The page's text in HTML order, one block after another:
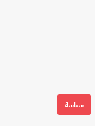
سياسة